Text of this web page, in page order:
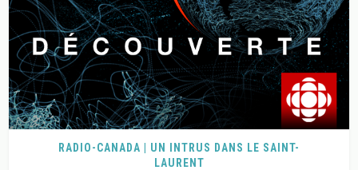
RADIO-CANADA | UN INTRUS DANS LE SAINT-
LAURENT